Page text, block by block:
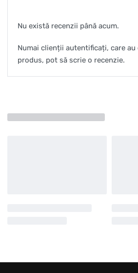
Nu există recenzii până acum.
Numai clienții autentificați, care
produs, pot să scrie o recenzie.